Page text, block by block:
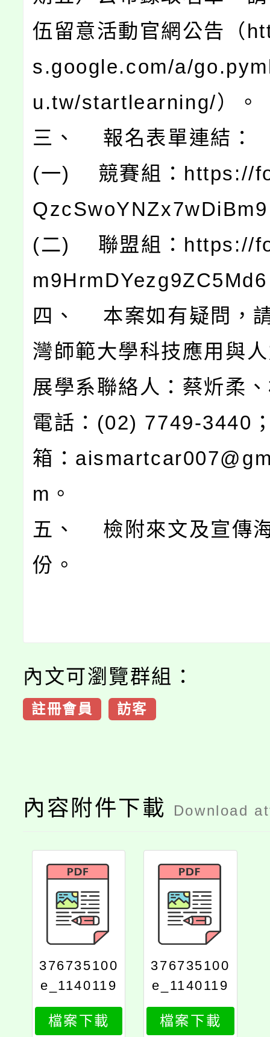
伍留意活動官網公告（
s.google.com/a/
u.tw/startlearning/）。
三、 報名表單連結：
(一) 競賽組：https://
(二) 聯盟組：https://
四、 本案如有疑問，
灣師範大學科技應用與
展學系聯絡人：蔡炘柔
電話：(02) 7749-3440
箱：
m。
五、 檢附來文及宣傳
份。
內文可瀏覽群組：
註冊會員 訪客
內容附件下載 Download
376735100
e_1140119
815_attach
2
檔案下載
376735100
e_1140119
815_attach
1
檔案下載